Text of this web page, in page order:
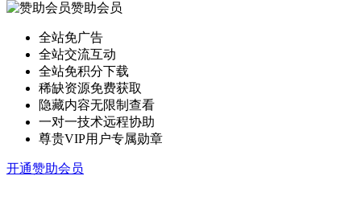
赞助会员
全站免广告
全站交流互动
全站免积分下载
稀缺资源免费获取
隐藏内容无限制查看
一对一技术远程协助
尊贵VIP用户专属勋章
开通赞助会员